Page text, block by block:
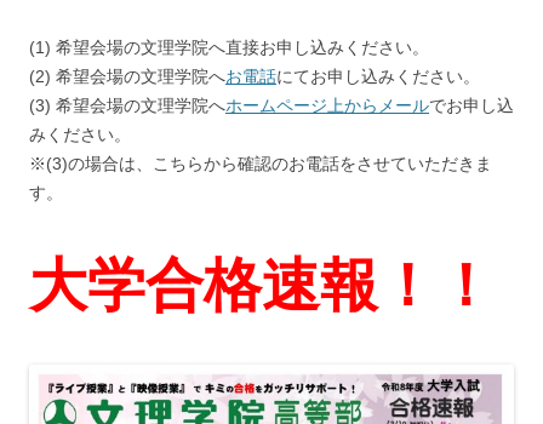
(1) 希望会場の文理学院へ直接お申し込みください。
(2) 希望会場の文理学院へお電話にてお申し込みください。
(3) 希望会場の文理学院へホームページ上からメールでお申し込
みください。
※(3)の場合は、こちらから確認のお電話をさせていただきま
す。
大学合格速報！！